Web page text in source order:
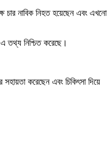
চার নাবিক নিহত হয়েছেন এবং এখনো
এ তথ্য নিশ্চিত করেছে।
সহায়তা করেছেন এবং চিকিৎসা দিয়ে